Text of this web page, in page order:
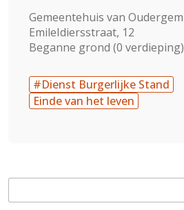
Gemeentehuis van Oudergem
EmileIdiersstraat, 12
Beganne grond (0 verdieping)
#Dienst Burgerlijke Stand
Einde van het leven